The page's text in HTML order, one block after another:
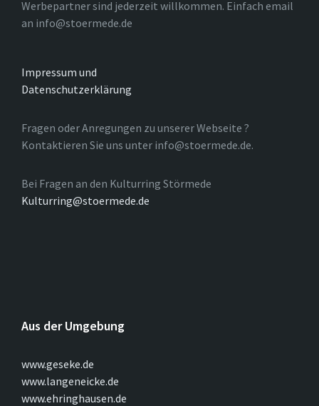
Werbepartner sind jederzeit willkommen. Einfach email
an info@stoermede.de
Impressum und
Datenschutzerklärung
Fragen oder Anregungen zu unserer Webseite ?
Kontaktieren Sie uns unter info@stoermede.de.
Bei Fragen an den Kulturring Störmede
Kulturring@stoermede.de
Aus der Umgebung
www.geseke.de
www.langeneicke.de
www.ehringhausen.de